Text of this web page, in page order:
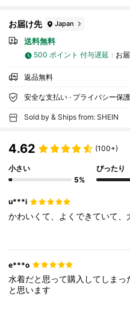
お届け先 Japan
送料無料
500 ポイント 付与遅延 お
返品無料
安全な支払い · プライバシー保護
Sold by & Ships from: SHEIN
4.62 (100+)
小さい
5%
ぴったり
u***i
かわいくて、よくできていて、
e***o
水着だと思って購入してしまっ
と思います